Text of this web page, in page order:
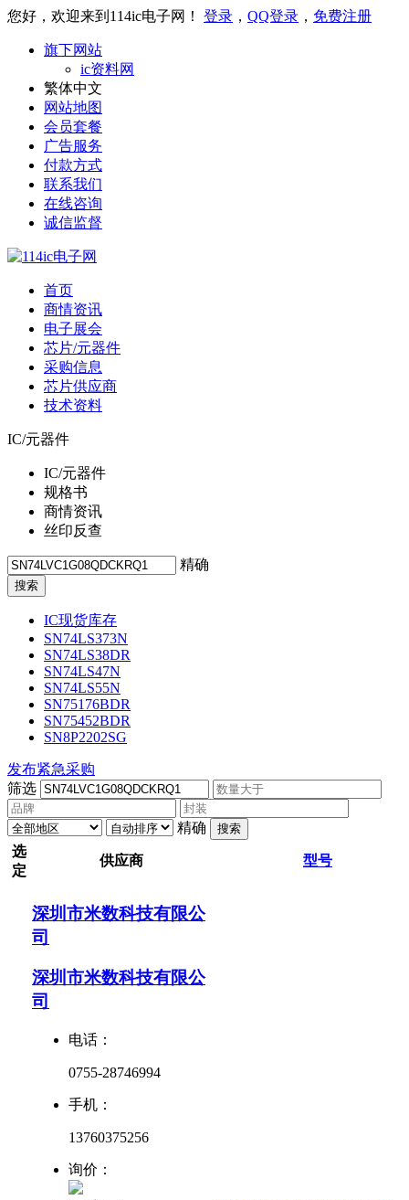
您好，欢迎来到114ic电子网！ 登录 ， QQ登录 ， 免费注册
旗下网站
ic资料网
繁体中文
网站地图
会员套餐
广告服务
付款方式
联系我们
在线咨询
诚信监督
首页
商情资讯
电子展会
芯片/元器件
采购信息
芯片供应商
技术资料
IC/元器件
IC/元器件
规格书
商情资讯
丝印反查
精确
IC现货库存
SN74LS373N
SN74LS38DR
SN74LS47N
SN74LS55N
SN75176BDR
SN75452BDR
SN8P2202SG
发布紧急采购
筛选
精确 搜索
选
定
供应商 型号
深圳市米数科技有限公
司
深圳市米数科技有限公
司
电话：
0755-28746994
手机：
13760375256
询价：